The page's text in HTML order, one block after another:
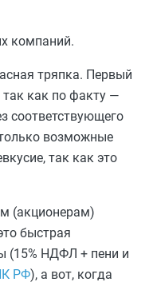
компаний.
тряпка. Первый
как по факту —
соответствующего
возможные
так как это
(акционерам)
быстрая
(15% НДФЛ + пени и
РФ), а вот, когда